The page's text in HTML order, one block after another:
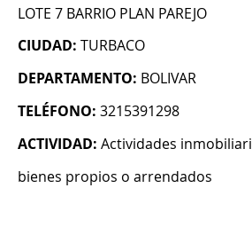
LOTE 7 BARRIO PLAN PAREJO
CIUDAD: TURBACO
DEPARTAMENTO: BOLIVAR
TELÉFONO: 3215391298
ACTIVIDAD: Actividades
bienes propios o arrendados